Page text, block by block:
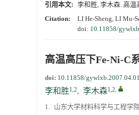
《高压物理学报》
第十四届全国爆炸力学
第二十一届中国高压
《高压物理学报》第
引用本文: 李和胜, 李木森. 高温
Citation:
LI He-Sheng, LI Mu-
doi: 10.11858/
高温高压下Fe-Ni-C
doi: 10.11858/
李和胜1,2, 李木森1,2,
1. 山东大学材料科学与工程学